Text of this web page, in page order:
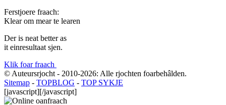
Ferstjoere fraach:
Klear om mear te learen
Der is neat better as
it einresultaat sjen.
Klik foar fraach
© Auteursrjocht - 2010-2026: Alle rjochten foarbehâlden.
Sitemap - TOPBLOG - TOP SYKJE
[javascript][/javascript]